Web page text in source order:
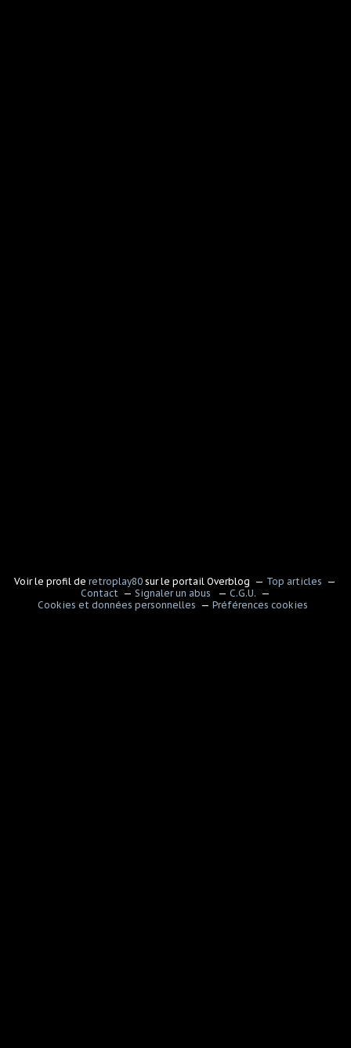
Voir le profil deretroplay80 sur le portail Overblog
Top articles
Contact
Signaler un abus
C.G.U.
Cookies et données personnelles
Préférences cookies